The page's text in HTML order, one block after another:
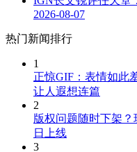
2026-08-07
热门新闻排行
1
正惊GIF：表情如此
让人遐想连篇
2
版权问题随时下架
日上线
3